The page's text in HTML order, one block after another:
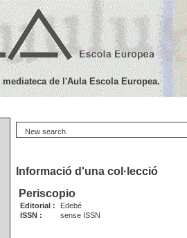
New search
Informació d'una col·lecció
Periscopio
Editorial :
Edebé
ISSN :
sense ISSN
de l'Aula Escola Europea.